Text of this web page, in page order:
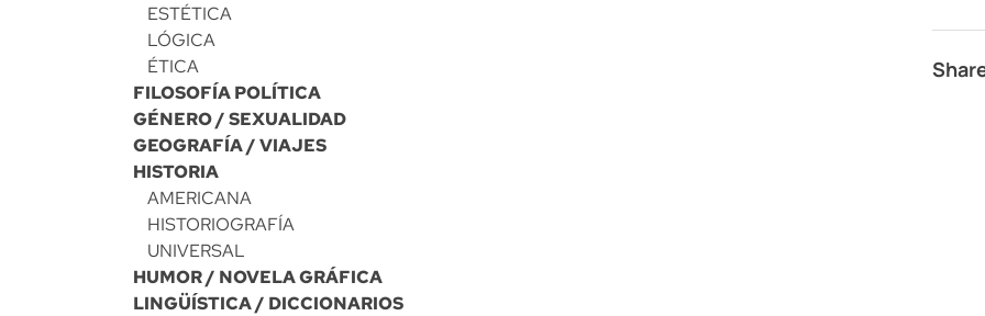
ESTÉTICA
LÓGICA
ÉTICA
FILOSOFÍA POLÍTICA
GÉNERO / SEXUALIDAD
GEOGRAFÍA / VIAJES
HISTORIA
AMERICANA
HISTORIOGRAFÍA
UNIVERSAL
HUMOR / NOVELA GRÁFICA
LINGÜÍSTICA / DICCIONARIOS